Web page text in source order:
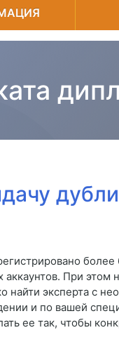
более
При этом
найти эксперта с
и по вашей
ее так, чтобы